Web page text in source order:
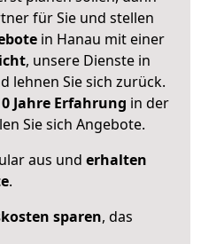
für Sie und stellen
in Hanau mit einer
, unsere Dienste in
lehnen Sie sich zurück.
Jahre Erfahrung in der
Sie sich Angebote.
aus und erhalten
.
sparen, das